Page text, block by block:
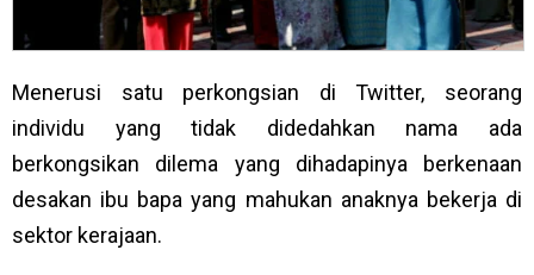
Menerusi satu perkongsian di Twitter, seorang
individu yang tidak didedahkan nama ada
berkongsikan dilema yang dihadapinya berkenaan
desakan ibu bapa yang mahukan anaknya bekerja di
sektor kerajaan.